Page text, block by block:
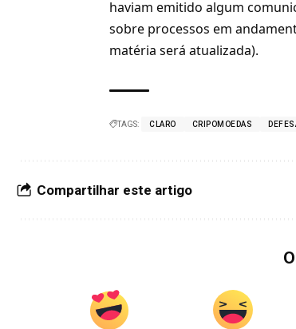
haviam emitido algum
sobre processos em
matéria será atualizada).
TAGS: CLARO CRIPOMOEDAS
Compartilhar este artigo